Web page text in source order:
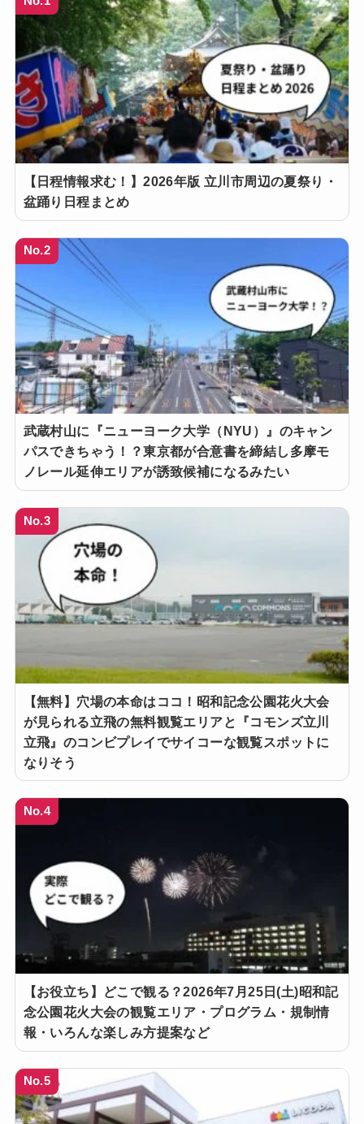
【日程情報求む！】2026年版 立川市周辺の夏祭り・
盆踊り日程まとめ
No.2
武蔵村山に『ニューヨーク大学（NYU）』のキャン
パスできちゃう！？東京都が合意書を締結し多摩モ
ノレール延伸エリアが誘致候補になるみたい
No.3
【無料】穴場の本命はココ！昭和記念公園花火大会
が見られる立飛の無料観覧エリアと『コモンズ立川
立飛』のコンビプレイでサイコーな観覧スポットに
なりそう
No.4
【お役立ち】どこで観る？2026年7月25日(土)昭和記
念公園花火大会の観覧エリア・プログラム・規制情
報・いろんな楽しみ方提案など
No.5